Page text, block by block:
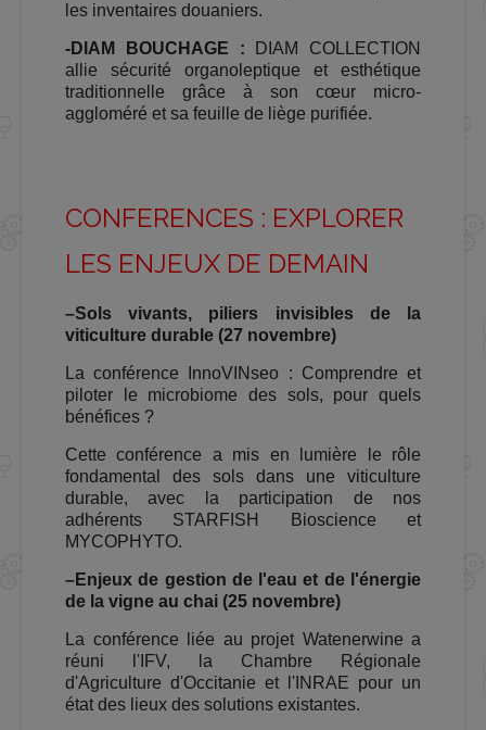
les inventaires douaniers.
-DIAM BOUCHAGE : DIAM COLLECTION
allie sécurité organoleptique et esthétique
traditionnelle grâce à son cœur micro-
aggloméré et sa feuille de liège purifiée.
CONFERENCES : EXPLORER
LES ENJEUX DE DEMAIN
–Sols vivants, piliers invisibles de la
viticulture durable (27 novembre)
La conférence InnoVINseo : Comprendre et
piloter le microbiome des sols, pour quels
bénéfices ?
Cette conférence a mis en lumière le rôle
fondamental des sols dans une viticulture
durable, avec la participation de nos
adhérents STARFISH Bioscience et
MYCOPHYTO.
–Enjeux de gestion de l'eau et de l'énergie
de la vigne au chai (25 novembre)
La conférence liée au projet Watenerwine a
réuni l'IFV, la Chambre Régionale
d'Agriculture d'Occitanie et l'INRAE pour un
état des lieux des solutions existantes.